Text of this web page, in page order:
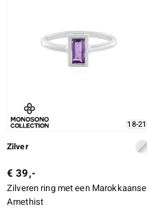
18-21
Zilver
€ 39,-
Zilveren ring met een Marokkaanse
Amethist